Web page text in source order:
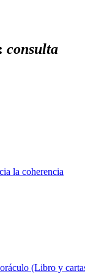
consulta
la coherencia
(Libro y